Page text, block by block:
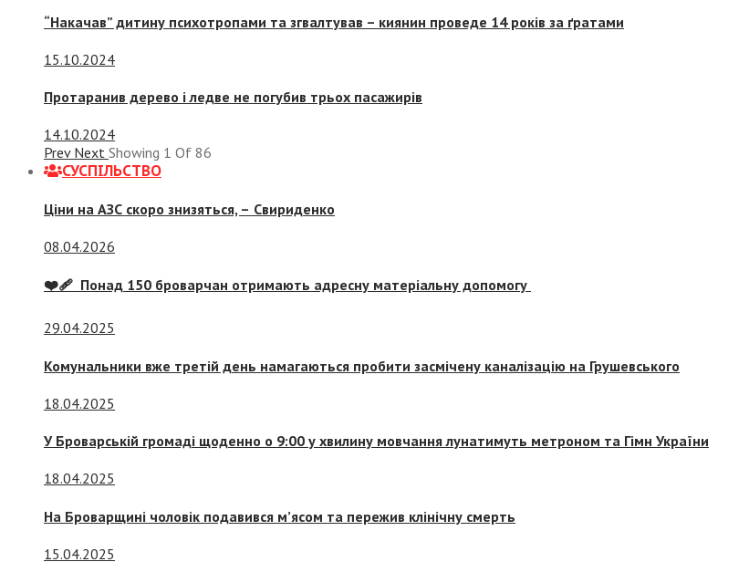
“Накачав” дитину психотропами та згвалтував – киянин проведе 14 років за ґратами
15.10.2024
Протаранив дерево і ледве не погубив трьох пасажирів
14.10.2024
Prev Next Showing 1 Of 86
СУСПIЛЬСТВО
Ціни на АЗС скоро знизяться, – Свириденко
08.04.2026
❤️‍🩹 Понад 150 броварчан отримають адресну матеріальну допомогу
29.04.2025
Комунальники вже третій день намагаються пробити засмічену каналізацію на Грушевського
18.04.2025
У Броварській громаді щоденно о 9:00 у хвилину мовчання лунатимуть метроном та Гімн України
18.04.2025
На Броварщині чоловік подавився м’ясом та пережив клінічну смерть
15.04.2025